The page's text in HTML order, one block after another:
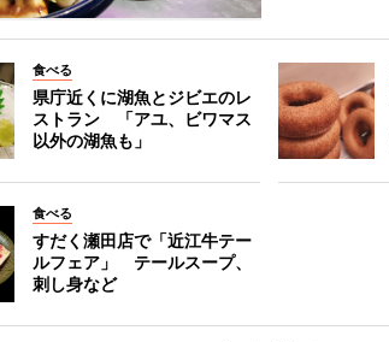
食べる
県庁近くに湖魚とジビエのレ
ストラン 「アユ、ビワマス
以外の湖魚も」
食べる
すだく瀬田店で「近江牛テー
ルフェア」 テールスープ、
刺し身など